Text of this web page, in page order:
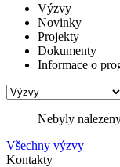
Výzvy
Novinky
Projekty
Dokumenty
Informace o
Nebyly
Všechny výzvy
Kontakty